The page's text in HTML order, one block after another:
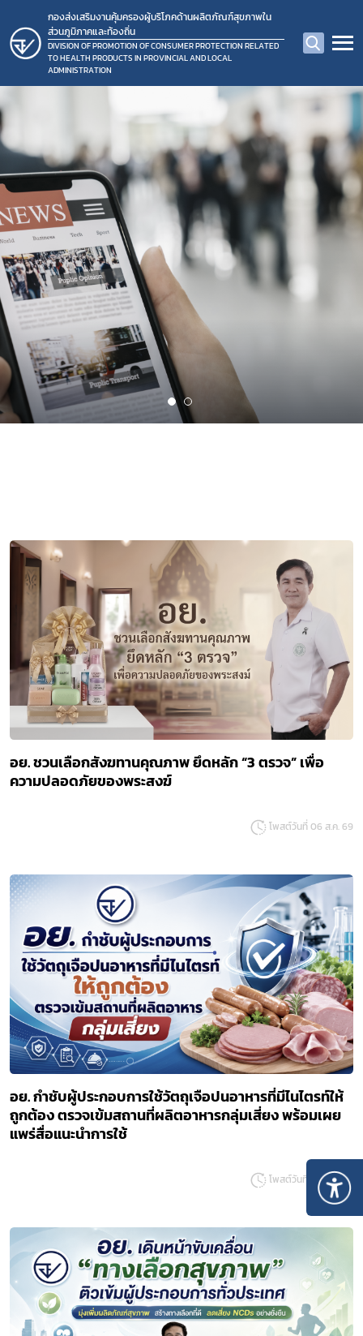
กองส่งเสริมงานคุ้มครองผู้บริโภคด้านผลิตภัณฑ์สุขภาพใน
ส่วนภูมิภาคและท้องถิ่น
DIVISION OF PROMOTION OF CONSUMER PROTECTION RELATED
TO HEALTH PRODUCTS IN PROVINCIAL AND LOCAL
ADMINISTRATION
อย. ชวนเลือกสังฆทานคุณภาพ ยึดหลัก “3 ตรวจ” เพื่อ
ความปลอดภัยของพระสงฆ์
โพสต์วันที่ 06 ส.ค. 69
อย. กำชับผู้ประกอบการใช้วัตถุเจือปนอาหารที่มีไนไตรท์ให้
ถูกต้อง ตรวจเข้มสถานที่ผลิตอาหารกลุ่มเสี่ยง พร้อมเผย
แพร่สื่อแนะนำการใช้
โพสต์วันที่ 06 ส.ค. 69